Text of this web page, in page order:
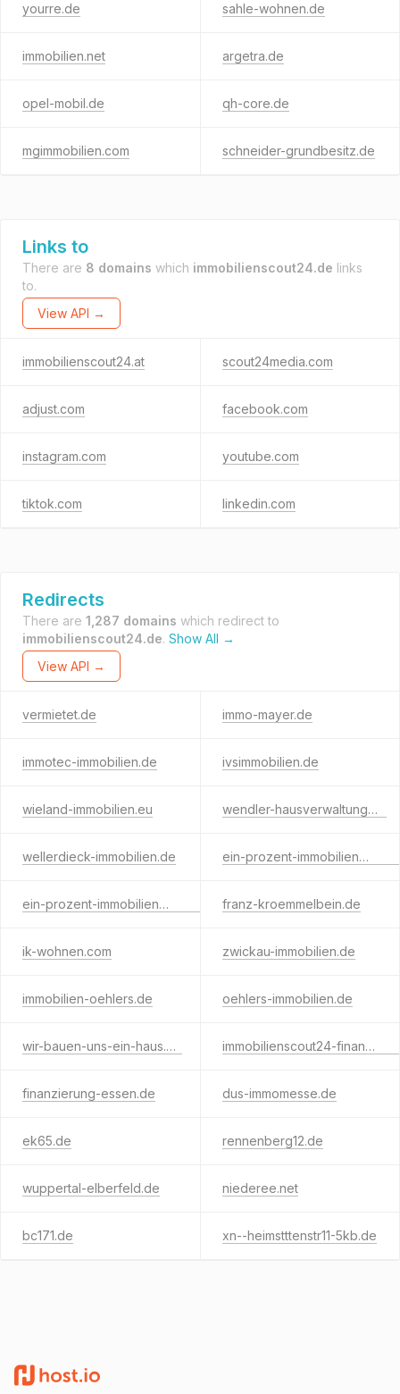
yourre.de sahle-wohnen.de
immobilien.net argetra.de
opel-mobil.de qh-core.de
mgimmobilien.com schneider-grundbesitz.de
Links to
There are 8 domains which immobilienscout24.de links
to.
View API →
immobilienscout24.at scout24media.com
adjust.com facebook.com
instagram.com youtube.com
tiktok.com linkedin.com
Redirects
There are 1,287 domains which redirect to
immobilienscout24.de. Show All →
View API →
vermietet.de immo-mayer.de
immotec-immobilien.de ivsimmobilien.de
wieland-immobilien.eu wendler-hausverwaltung.de
wellerdieck-immobilien.de ein-prozent-immobilienmakler.de
ein-prozent-immobilienmakler.com franz-kroemmelbein.de
ik-wohnen.com zwickau-immobilien.de
immobilien-oehlers.de oehlers-immobilien.de
wir-bauen-uns-ein-haus.de immobilienscout24-finanzierung.de
finanzierung-essen.de dus-immomesse.de
ek65.de rennenberg12.de
wuppertal-elberfeld.de niederee.net
bc171.de xn--heimstttenstr11-5kb.de